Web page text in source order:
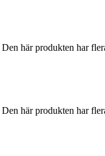
Den här produkten har
Den här produkten har